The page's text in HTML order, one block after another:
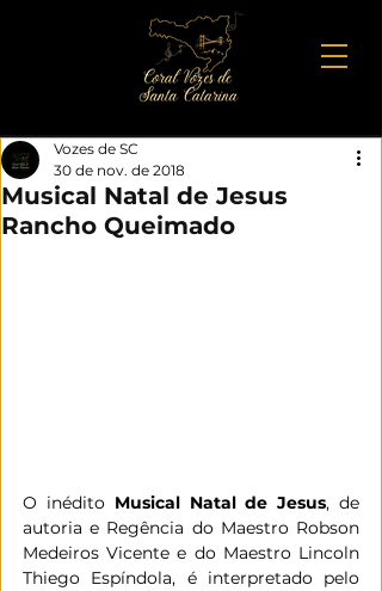
Musical Natal de Jesus
Rancho Queimado
Vozes de SC
30 de nov. de 2018
O inédito Musical Natal de Jesus, de
autoria e Regência do Maestro Robson
Medeiros Vicente e do Maestro Lincoln
Thiego Espíndola, é interpretado pelo